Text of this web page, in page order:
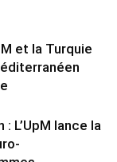
et la Turquie
L’UpM lance la